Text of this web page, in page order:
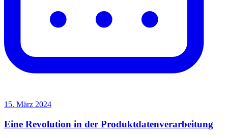
15. März 2024
Eine Revolution in der Produktdatenverarbeitung